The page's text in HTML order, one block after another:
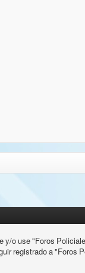
y/o use "Foros
registrado a "Foros